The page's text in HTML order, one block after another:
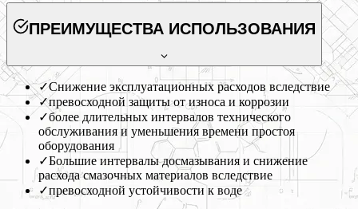
ПРЕИМУЩЕСТВА ИСПОЛЬЗОВАНИЯ
✓Снижение эксплуатационных расходов вследствие
✓превосходной защиты от износа и коррозии
✓более длительных интервалов технического
обслуживания и уменьшения времени простоя
оборудования
✓Большие интервалы досмазывания и снижение
расхода смазочных материалов вследствие
✓превосходной устойчивости к воде